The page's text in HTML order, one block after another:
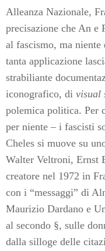
Alleanza Nazionale,
precisazione che An
al fascismo, ma
tanta applicazione
strabiliante
iconografico, di visual
polemica politica. Per
per niente – i fascisti
Cheles si muove su
Walter Veltroni, Ernst
creatore nel 1972 in
con i “messaggi” di
Maurizio Dardano e
al secondo §, sulle
dalla silloge delle